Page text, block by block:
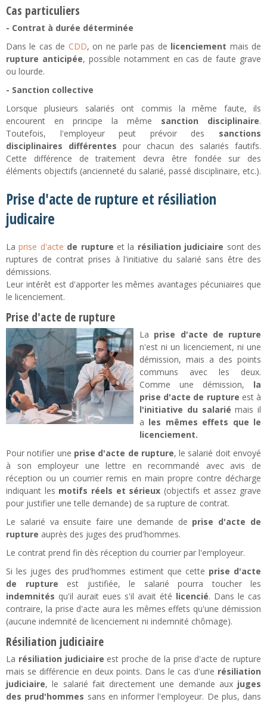
Cas particuliers
- Contrat à durée déterminée
Dans le cas de CDD, on ne parle pas de licenciement mais de
rupture anticipée, possible notamment en cas de faute grave
ou lourde.
- Sanction collective
Lorsque plusieurs salariés ont commis la même faute, ils
encourent en principe la même sanction disciplinaire.
Toutefois, l'employeur peut prévoir des sanctions
disciplinaires différentes pour chacun des salariés fautifs.
Cette différence de traitement devra être fondée sur des
éléments objectifs (ancienneté du salarié, passé disciplinaire, etc.).
Prise d'acte de rupture et résiliation
judicaire
Laprise d'acte de rupture et la résiliation judiciaire sont des
ruptures de contrat prises à l'initiative du salarié sans être des
démissions.
Leur intérêt est d'apporter les mêmes avantages pécuniaires que
le licenciement.
Prise d'acte de rupture
La prise d'acte de rupture
n'est ni un licenciement, ni une
démission, mais a des points
communs avec les deux.
Comme une démission, la
prise d'acte de rupture est à
l'initiative du salarié mais il
a les mêmes effets que le
licenciement.
Pour notifier une prise d'acte de rupture, le salarié doit envoyé
à son employeur une lettre en recommandé avec avis de
réception ou un courrier remis en main propre contre décharge
indiquant les motifs réels et sérieux (objectifs et assez grave
pour justifier une telle demande) de sa rupture de contrat.
Le salarié va ensuite faire une demande de prise d'acte de
rupture auprès des juges des prud'hommes.
Le contrat prend fin dès réception du courrier par l'employeur.
Si les juges des prud'hommes estiment que cette prise d'acte
de rupture est justifiée, le salarié pourra toucher les
indemnités qu'il aurait eues s'il avait été licencié. Dans le cas
contraire, la prise d'acte aura les mêmes effets qu'une démission
(aucune indemnité de licenciement ni indemnité chômage).
Résiliation judiciaire
La résiliation judiciaire est proche de la prise d'acte de rupture
mais se différencie en deux points. Dans le cas d'une résiliation
judiciaire, le salarié fait directement une demande aux juges
des prud'hommes sans en informer l'employeur. De plus, dans